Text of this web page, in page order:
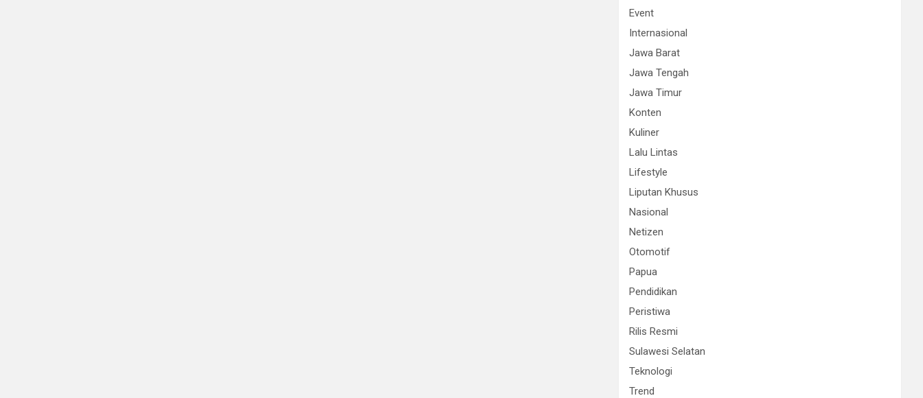
Event
Internasional
Jawa Barat
Jawa Tengah
Jawa Timur
Konten
Kuliner
Lalu Lintas
Lifestyle
Liputan Khusus
Nasional
Netizen
Otomotif
Papua
Pendidikan
Peristiwa
Rilis Resmi
Sulawesi Selatan
Teknologi
Trend